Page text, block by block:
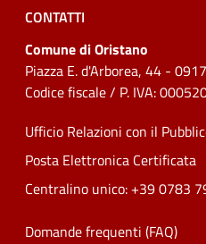
CONTATTI
Comune di Oristano
Piazza E. d'Arborea, 44 -
Codice fiscale / P. IVA:
Ufficio Relazioni con il
Posta Elettronica Certificata
Centralino unico: +39 0783
Domande frequenti (FAQ)